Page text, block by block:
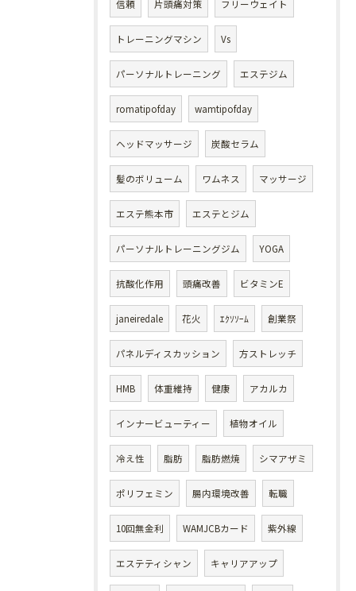
信頼 片頭痛対策 フリーウェイト
トレーニングマシン Vs
パーソナルトレーニング エステジム
romatipofday wamtipofday
ヘッドマッサージ 炭酸セラム
髪のボリューム ワムネス マッサージ
エステ熊本市 エステとジム
パーソナルトレーニングジム YOGA
抗酸化作用 頭痛改善 ビタミンE
janeiredale 花火 ｴｸｿｿｰﾑ 創業祭
パネルディスカッション 方ストレッチ
HMB 体重維持 健康 アカルカ
インナービューティー 植物オイル
冷え性 脂肪 脂肪燃焼 シマアザミ
ポリフェミン 腸内環境改善 転職
10回無金利 WAMJCBカード 紫外線
エステティシャン キャリアアップ